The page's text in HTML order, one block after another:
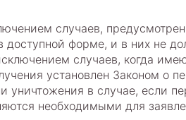
случаев,
доступной форме, и в них не
случаев, когда
установлен Законом о
уничтожения в случае, если
необходимыми для